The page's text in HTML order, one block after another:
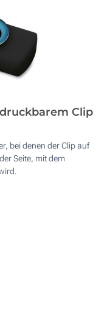
Clip
bei denen der Clip auf
Seite, mit dem